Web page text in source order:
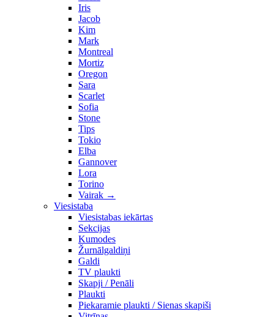
Iris
Jacob
Kim
Mark
Montreal
Mortiz
Oregon
Sara
Scarlet
Sofia
Stone
Tips
Tokio
Elba
Gannover
Lora
Torino
Vairak →
Viesistaba
Viesistabas iekārtas
Sekcijas
Kumodes
Žurnālgaldiņi
Galdi
TV plaukti
Skapji / Penāli
Plaukti
Piekaramie plaukti / Sienas skapiši